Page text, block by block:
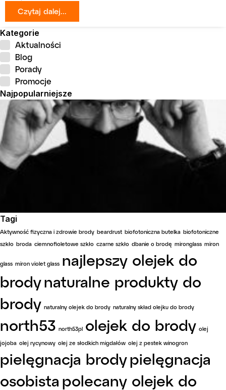
Czytaj dalej...
Kategorie
Aktualności
Blog
Porady
Promocje
Najpopularniejsze
Tagi
Aktywność fizyczna i zdrowie brody beardrust biofotoniczna butelka biofotoniczne
szkło broda ciemnofioletowe szkło czarne szkło dbanie o brodę mironglass miron
glass miron violet glass najlepszy olejek do
brodynaturalne produkty do
brody naturalny olejek do brody naturalny skład olejku do brody
north53 north53pl olejek do brody olej
jojoba olej rycynowy olej ze słodkich migdałów olej z pestek winogron
pielęgnacja brodypielęgnacja
osobista polecany olejek do